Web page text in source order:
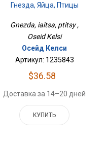
Гнезда, Яйца, Птицы
Gnezda, iaitsa, ptitsy ,
Oseid Kelsi
Осейд Келси
Артикул: 1235843
$36.58
Доставка за 14–20 дней
КУПИТЬ